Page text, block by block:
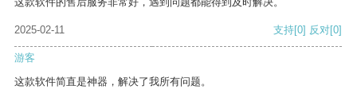
2025-02-11 支持[0] 反对[0]
游客
这款软件简直是神器，解决了我所有问题。